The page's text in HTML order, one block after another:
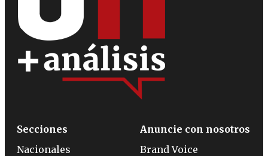
Secciones
Nacionales
Anuncie con nosotros
Brand Voice